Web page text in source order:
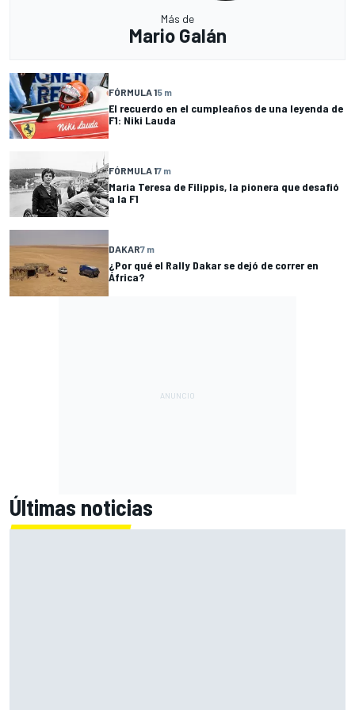
Más de
Mario Galán
FÓRMULA 15 m
El recuerdo en el cumpleaños de una leyenda de
F1: Niki Lauda
FÓRMULA 17 m
Maria Teresa de Filippis, la pionera que desafió
a la F1
DAKAR7 m
¿Por qué el Rally Dakar se dejó de correr en
África?
Últimas noticias